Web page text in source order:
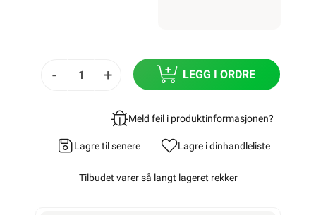
- + LEGG I ORDRE
Meld feil i produktinformasjonen?
Lagre til senere Lagre i dinhandleliste
Tilbudet varer så langt lageret rekker